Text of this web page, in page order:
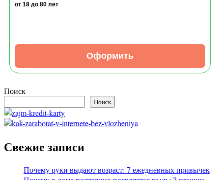
от 18 до 80 лет
Оформить
Поиск
Поиск
Свежие записи
Почему руки выдают возраст: 7 ежедневных привычек